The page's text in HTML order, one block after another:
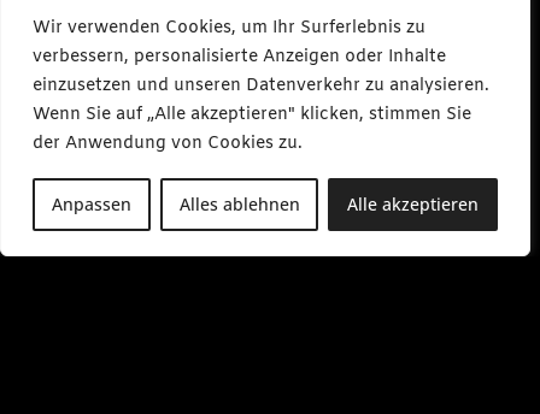
Wir verwenden Cookies, um Ihr Surferlebnis zu
verbessern, personalisierte Anzeigen oder Inhalte
einzusetzen und unseren Datenverkehr zu analysieren.
Wenn Sie auf „Alle akzeptieren" klicken, stimmen Sie
der Anwendung von Cookies zu.
Anpassen Alles ablehnen Alle akzeptieren